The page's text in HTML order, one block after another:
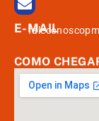
E-MAIL
COMO